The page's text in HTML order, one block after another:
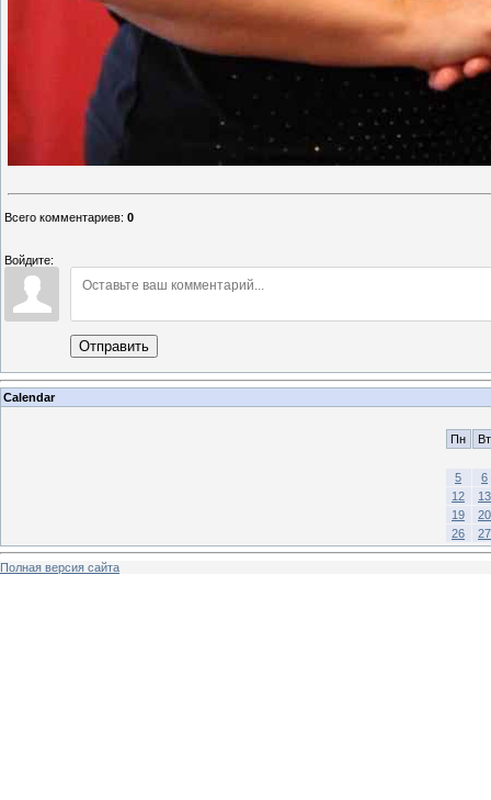
Всего комментариев: 0
Войдите:
Отправить
Calendar
Пн Вт
5
6
12
13
19
20
26
27
Полная версия сайта